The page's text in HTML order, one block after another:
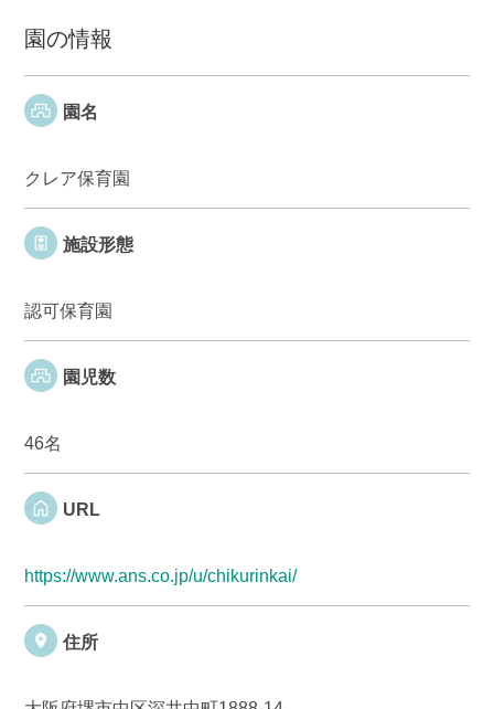
園の情報
園名
クレア保育園
施設形態
認可保育園
園児数
46名
URL
https://www.ans.co.jp/u/chikurinkai/
住所